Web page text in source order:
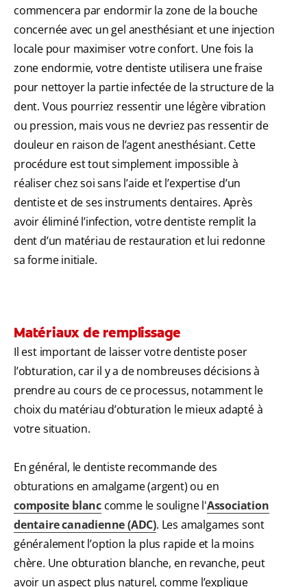
commencera par endormir la zone de la bouche
concernée avec un gel anesthésiant et une injection
locale pour maximiser votre confort. Une fois la
zone endormie, votre dentiste utilisera une fraise
pour nettoyer la partie infectée de la structure de la
dent. Vous pourriez ressentir une légère vibration
ou pression, mais vous ne devriez pas ressentir de
douleur en raison de l’agent anesthésiant. Cette
procédure est tout simplement impossible à
réaliser chez soi sans l’aide et l’expertise d’un
dentiste et de ses instruments dentaires. Après
avoir éliminé l’infection, votre dentiste remplit la
dent d’un matériau de restauration et lui redonne
sa forme initiale.
Matériaux de remplissage
Il est important de laisser votre dentiste poser
l’obturation, car il y a de nombreuses décisions à
prendre au cours de ce processus, notamment le
choix du matériau d’obturation le mieux adapté à
votre situation.
En général, le dentiste recommande des
obturations en amalgame (argent) ou en
composite blanc comme le souligne l'Association
dentaire canadienne (ADC). Les amalgames sont
généralement l’option la plus rapide et la moins
chère. Une obturation blanche, en revanche, peut
avoir un aspect plus naturel, comme l’explique